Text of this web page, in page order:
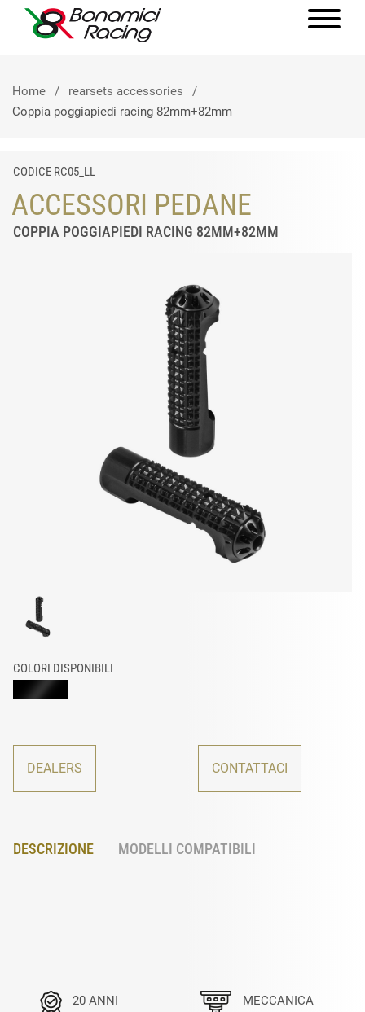
Home
rearsets accessories
Coppia poggiapiedi racing 82mm+82mm
CODICE RC05_LL
ACCESSORI PEDANE
COPPIA POGGIAPIEDI RACING 82MM+82MM
COLORI DISPONIBILI
DEALERS CONTATTACI
DESCRIZIONE MODELLI COMPATIBILI
20 ANNI
MECCANICA